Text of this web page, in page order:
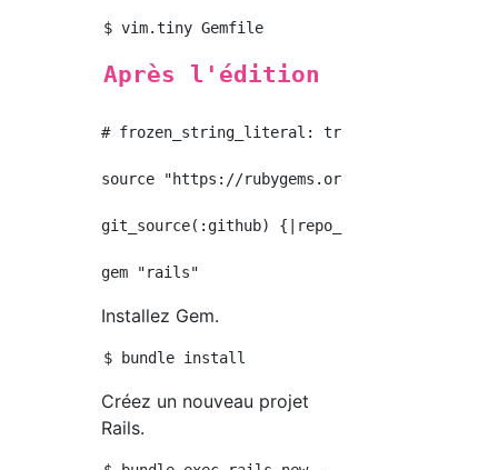
Après l'édition
# frozen_string_literal: true
source "https://rubygems.org"
git_source(:github) {|repo_name| "https://
Installez Gem.
Créez un nouveau projet
Rails.